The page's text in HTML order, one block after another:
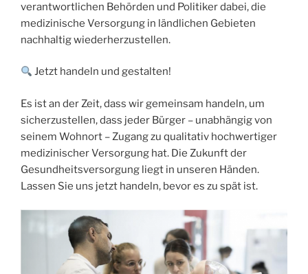
verantwortlichen Behörden und Politiker dabei, die
medizinische Versorgung in ländlichen Gebieten
nachhaltig wiederherzustellen.
Jetzt handeln und gestalten!
Es ist an der Zeit, dass wir gemeinsam handeln, um
sicherzustellen, dass jeder Bürger – unabhängig von
seinem Wohnort – Zugang zu qualitativ hochwertiger
medizinischer Versorgung hat. Die Zukunft der
Gesundheitsversorgung liegt in unseren Händen.
Lassen Sie uns jetzt handeln, bevor es zu spät ist.